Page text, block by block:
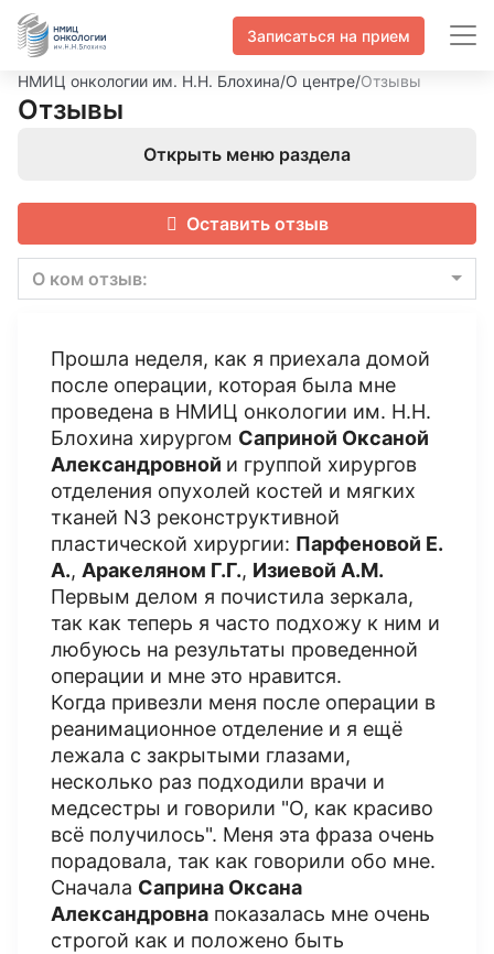
Записаться на прием
НМИЦ онкологии им. Н.Н. Блохина/О центре/Отзывы
Отзывы
Открыть меню раздела
Оставить отзыв
О ком отзыв:
Прошла неделя, как я приехала домой
после операции, которая была мне
проведена в НМИЦ онкологии им. Н.Н.
Блохина хирургом Саприной Оксаной
Александровной и группой хирургов
отделения опухолей костей и мягких
тканей N3 реконструктивной
пластической хирургии: Парфеновой Е.
А., Аракеляном Г.Г., Изиевой А.М.
Первым делом я почистила зеркала,
так как теперь я часто подхожу к ним и
любуюсь на результаты проведенной
операции и мне это нравится.
Когда привезли меня после операции в
реанимационное отделение и я ещё
лежала с закрытыми глазами,
несколько раз подходили врачи и
медсестры и говорили "О, как красиво
всё получилось". Меня эта фраза очень
порадовала, так как говорили обо мне.
Сначала Саприна Оксана
Александровна показалась мне очень
строгой как и положено быть